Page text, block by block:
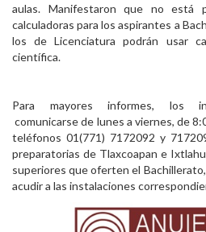
aulas. Manifestaron que no está
calculadoras para los aspirantes a
los de Licenciatura podrán usar
científica.
Para mayores informes, los
comunicarse de lunes a viernes, de
teléfonos 01(771) 7172092 y
preparatorias de Tlaxcoapan e
superiores que oferten el
acudir a las instalaciones